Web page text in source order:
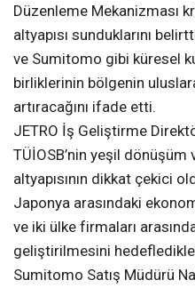
Düzenleme Mekanizması
altyapısı sunduklarını
ve Sumitomo gibi küresel
birliklerinin bölgenin
artıracağını ifade etti.
JETRO İş Geliştirme
TÜİOSB’nin yeşil
altyapısının dikkat çekici
Japonya arasındaki
ve iki ülke firmaları
geliştirilmesini
Sumitomo Satış Müdürü